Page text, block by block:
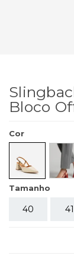
Bloco
Cor
Tamanho
40 41